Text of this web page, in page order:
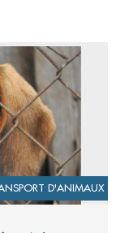
D'ANIMAUX